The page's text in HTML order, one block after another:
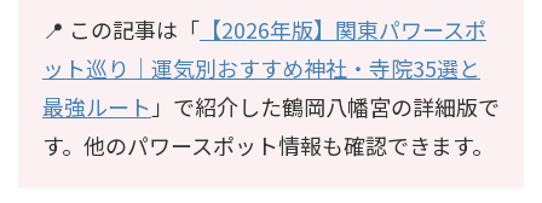
📍 この記事は「 【2026年版】関東パワースポ
ット巡り｜運気別おすすめ神社・寺院35選と
最強ルート 」で紹介した鶴岡八幡宮の詳細版で
す。他のパワースポット情報も確認できます。